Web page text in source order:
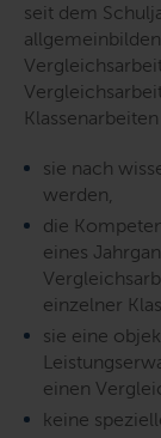
seit dem
sie nach
werden,
die
eines
einzelner
sie eine
einen
keine